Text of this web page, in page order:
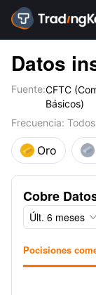
Datos
Fuente:CFTC
Básicos)
Frecuencia:
Oro
Cobre
Últ. 6 meses 
Pocisiones